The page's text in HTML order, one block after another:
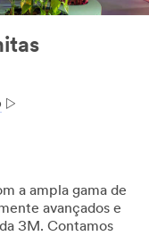
a ampla gama de
avançados e
3M. Contamos